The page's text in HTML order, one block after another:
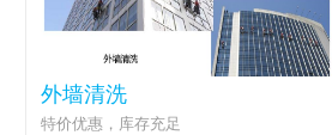
外墙清洗
特价优惠，库存充足